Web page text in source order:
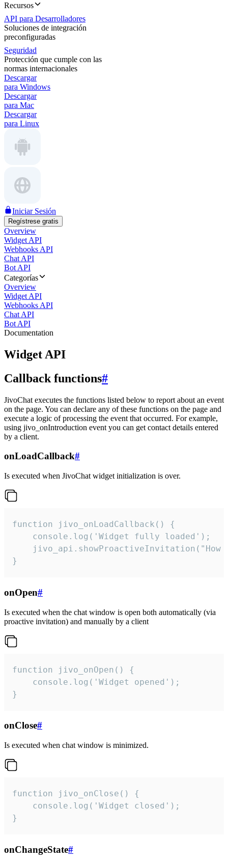
Recursos
API para Desarrolladores
Soluciones de integración
preconfiguradas
Seguridad
Protección que cumple con las
normas internacionales
Descargar
para Windows
Descargar
para Mac
Descargar
para Linux
Iniciar Sesión
Regístrese gratis
Overview
Widget API
Webhooks API
Chat API
Bot API
Categorías
Overview
Widget API
Webhooks API
Chat API
Bot API
Documentation
Widget API
Callback functions#
JivoChat executes the functions listed below to report about an event
on the page. You can declare any of these functions on the page and
execute a logic of processing the event that occurred. For example,
using jivo_onIntroduction event you can get contact details entered
by a client.
onLoadCallback#
Is executed when JivoChat widget initialization is over.
function jivo_onLoadCallback() {
    console.log('Widget fully loaded');
jivo_api.showProactiveInvitation("How
}
onOpen#
Is executed when the chat window is open both automatically (via
proactive invitation) and manually by a client
function jivo_onOpen() {
    console.log('Widget opened');
}
onClose#
Is executed when chat window is minimized.
function jivo_onClose() {
    console.log('Widget closed');
}
onChangeState#